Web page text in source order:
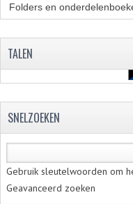
Folders en
TALEN
SNELZOEKEN
Gebruik sleutelwoorden om
Geavanceerd zoeken